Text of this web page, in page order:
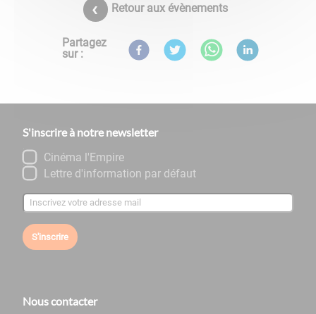
Retour aux évènements
Partagez
sur :
S'inscrire à notre newsletter
Cinéma l'Empire
Lettre d'information par défaut
S'inscrire
Nous contacter